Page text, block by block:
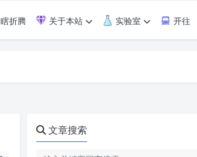
瞎折腾 关于本站 实验室
开往
文章搜索